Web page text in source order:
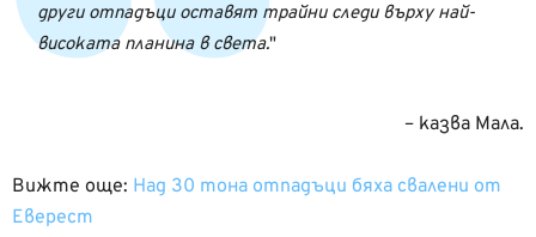
други отпадъци оставят трайни следи върху най-
високата планина в света.
– казва Мала.
Вижте още: Над 30 тона отпадъци бяха свалени от
Еверест